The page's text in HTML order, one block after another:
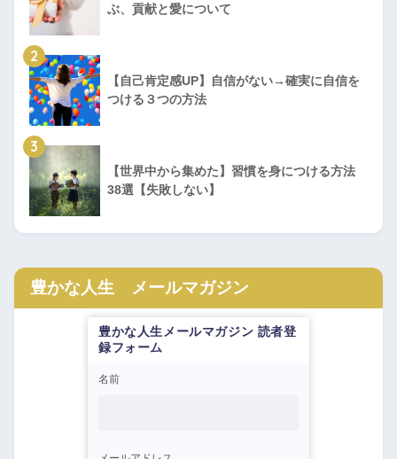
ぶ、貢献と愛について
2
【自己肯定感UP】自信がない→確実に自信を
つける３つの方法
3
【世界中から集めた】習慣を身につける方法
38選【失敗しない】
豊かな人生 メールマガジン
豊かな人生メールマガジン 読者登
録フォーム
名前